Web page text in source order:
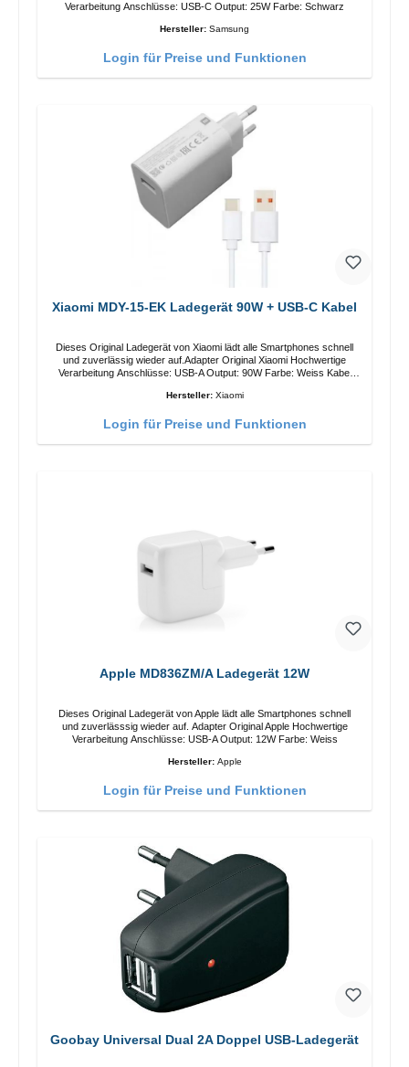
Verarbeitung Anschlüsse: USB-C Output: 25W Farbe: Schwarz
Hersteller: Samsung
Login für Preise und Funktionen
Xiaomi MDY-15-EK Ladegerät 90W + USB-C Kabel
Dieses Original Ladegerät von Xiaomi lädt alle Smartphones schnell
und zuverlässig wieder auf.Adapter Original Xiaomi Hochwertige
Verarbeitung Anschlüsse: USB-A Output: 90W Farbe: Weiss Kabel
Hersteller: Xiaomi
Login für Preise und Funktionen
Apple MD836ZM/A Ladegerät 12W
Dieses Original Ladegerät von Apple lädt alle Smartphones schnell
und zuverlässsig wieder auf. Adapter Original Apple Hochwertige
Verarbeitung Anschlüsse: USB-A Output: 12W Farbe: Weiss
Hersteller: Apple
Login für Preise und Funktionen
Goobay Universal Dual 2A Doppel USB-Ladegerät